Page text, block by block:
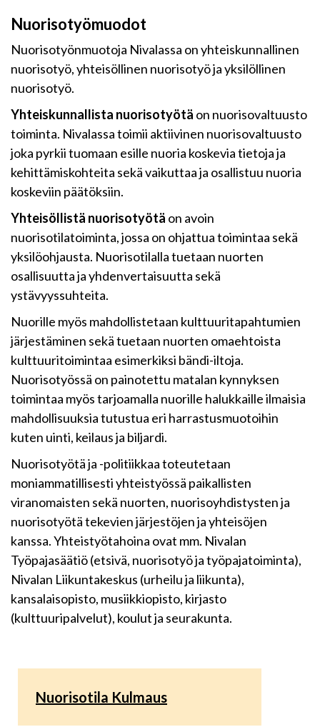
Nuorisotyömuodot
Nuorisotyönmuotoja Nivalassa on yhteiskunnallinen
nuorisotyö, yhteisöllinen nuorisotyö ja yksilöllinen
nuorisotyö.
Yhteiskunnallista nuorisotyötä on nuorisovaltuusto
toiminta. Nivalassa toimii aktiivinen nuorisovaltuusto
joka pyrkii tuomaan esille nuoria koskevia tietoja ja
kehittämiskohteita sekä vaikuttaa ja osallistuu nuoria
koskeviin päätöksiin.
Yhteisöllistä nuorisotyötä on avoin
nuorisotilatoiminta, jossa on ohjattua toimintaa sekä
yksilöohjausta. Nuorisotilalla tuetaan nuorten
osallisuutta ja yhdenvertaisuutta sekä
ystävyyssuhteita.
Nuorille myös mahdollistetaan kulttuuritapahtumien
järjestäminen sekä tuetaan nuorten omaehtoista
kulttuuritoimintaa esimerkiksi bändi-iltoja.
Nuorisotyössä on painotettu matalan kynnyksen
toimintaa myös tarjoamalla nuorille halukkaille ilmaisia
mahdollisuuksia tutustua eri harrastusmuotoihin
kuten uinti, keilaus ja biljardi.
Nuorisotyötä ja -politiikkaa toteutetaan
moniammatillisesti yhteistyössä paikallisten
viranomaisten sekä nuorten, nuorisoyhdistysten ja
nuorisotyötä tekevien järjestöjen ja yhteisöjen
kanssa. Yhteistyötahoina ovat mm. Nivalan
Työpajasäätiö (etsivä, nuorisotyö ja työpajatoiminta),
Nivalan Liikuntakeskus (urheilu ja liikunta),
kansalaisopisto, musiikkiopisto, kirjasto
(kulttuuripalvelut), koulut ja seurakunta.
Nuorisotila Kulmaus